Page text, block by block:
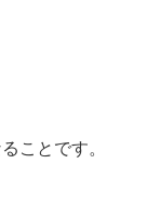
ことです。